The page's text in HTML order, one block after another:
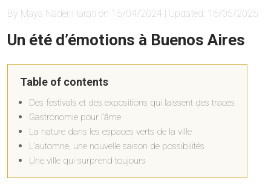
By Maya Nader Harati on 15/04/2024 | Updated: 16/05/2025
Un été d’émotions à Buenos Aires
Table of contents
Des festivals et des expositions qui laissent des traces
Gastronomie pour l’âme
La nature dans les espaces verts de la ville
L’automne, une nouvelle saison de possibilités
Une ville qui surprend toujours